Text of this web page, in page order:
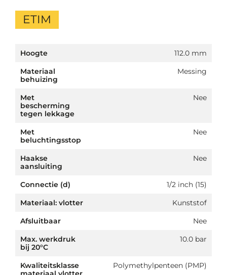
ETIM
Hoogte
112.0 mm
Materiaal
behuizing
Messing
Met
bescherming
tegen lekkage
Nee
Met
beluchtingsstop
Nee
Haakse
aansluiting
Nee
Connectie (d)
1/2 inch (15)
Materiaal: vlotter
Kunststof
Afsluitbaar
Nee
Max. werkdruk
bij 20°C
10.0 bar
Kwaliteitsklasse
Polymethylpenteen (PMP)